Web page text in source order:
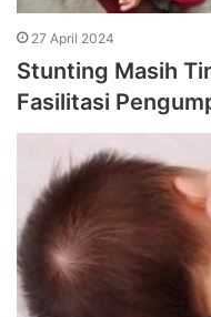
27 April 2024
Stunting Masih
Fasilitasi